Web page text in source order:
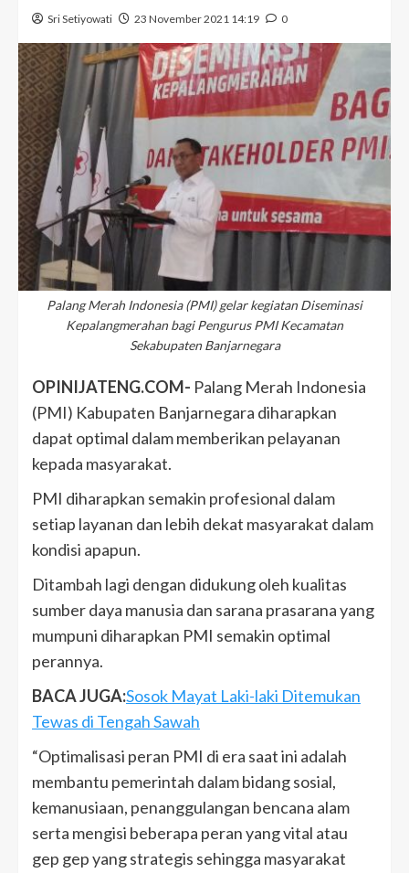
Sri Setiyowati 23 November 2021 14:19 0
Palang Merah Indonesia (PMI) gelar kegiatan Diseminasi
Kepalangmerahan bagi Pengurus PMI Kecamatan
Sekabupaten Banjarnegara
OPINIJATENG.COM- Palang Merah Indonesia
(PMI) Kabupaten Banjarnegara diharapkan
dapat optimal dalam memberikan pelayanan
kepada masyarakat.
PMI diharapkan semakin profesional dalam
setiap layanan dan lebih dekat masyarakat dalam
kondisi apapun.
Ditambah lagi dengan didukung oleh kualitas
sumber daya manusia dan sarana prasarana yang
mumpuni diharapkan PMI semakin optimal
perannya.
BACA JUGA:Sosok Mayat Laki-laki Ditemukan
Tewas di Tengah Sawah
“Optimalisasi peran PMI di era saat ini adalah
membantu pemerintah dalam bidang sosial,
kemanusiaan, penanggulangan bencana alam
serta mengisi beberapa peran yang vital atau
gep gep yang strategis sehingga masyarakat